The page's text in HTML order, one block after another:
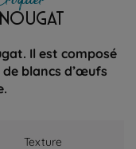
Il est composé
de blancs d’œufs
Texture